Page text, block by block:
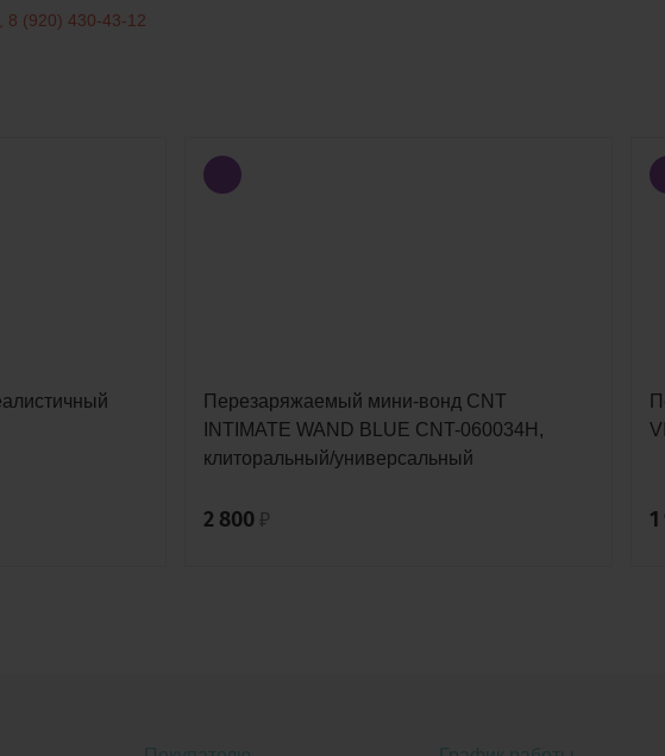
8 (920) 430-43-12
Перезаряжаемый мини-вонд CNT
INTIMATE WAND BLUE CNT-060034H,
клиторальный/универсальный
2 800 ₽